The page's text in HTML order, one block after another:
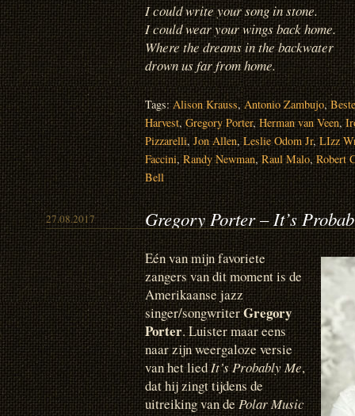
I could write your song in stone.
I could wear your wings back home.
Where the dreams in the backwater
drown us far from home.
Tags:Alison Krauss,Antonio Zambujo,
Harvest,Gregory Porter,Herman van Veen,
Pizzarelli, Jon Allen,Leslie Odom Jr,LIzz
Faccini,Randy Newman,Raul Malo,Robert
Bell
27.08.2017 Gregory Porter – It’s
Eén van mijn favoriete
zangers van dit moment is de
Amerikaanse jazz
singer/songwriterGregory
Porter. Luister maar eens
naar zijn weergaloze versie
van het liedIt’s Probably Me,
dat hij zingt tijdens de
uitreiking van dePolar Music